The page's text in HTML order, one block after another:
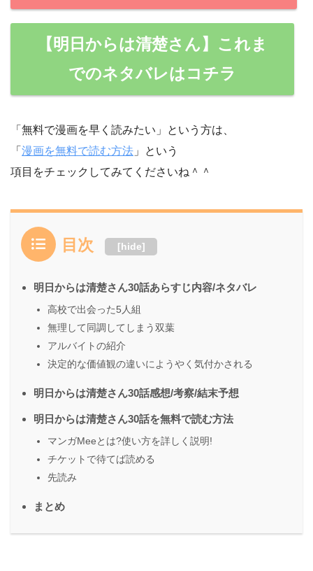
【明日からは清楚さん】これま
でのネタバレはコチラ
「無料で漫画を早く読みたい」という方は、
「 漫画を無料で読む方法 」という
項目をチェックしてみてくださいね＾＾
目次 [hide]
明日からは清楚さん30話あらすじ内容/ネタバレ
高校で出会った5人組
無理して同調してしまう双葉
アルバイトの紹介
決定的な価値観の違いにようやく気付かされる
明日からは清楚さん30話感想/考察/結末予想
明日からは清楚さん30話を無料で読む方法
マンガMeeとは?使い方を詳しく説明!
チケットで待てば読める
先読み
まとめ